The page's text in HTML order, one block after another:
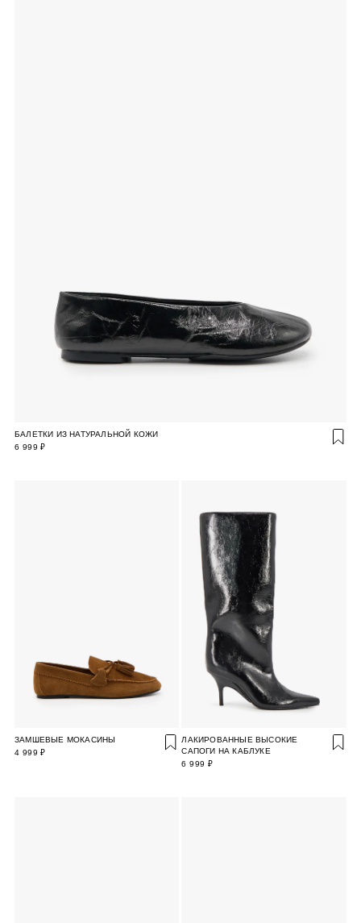
БАЛЕТКИ ИЗ НАТУРАЛЬНОЙ КОЖИ
6 999 ₽
ЗАМШЕВЫЕ МОКАСИНЫ
4 999 ₽
ЛАКИРОВАННЫЕ ВЫСОКИЕ
САПОГИ НА КАБЛУКЕ
6 999 ₽